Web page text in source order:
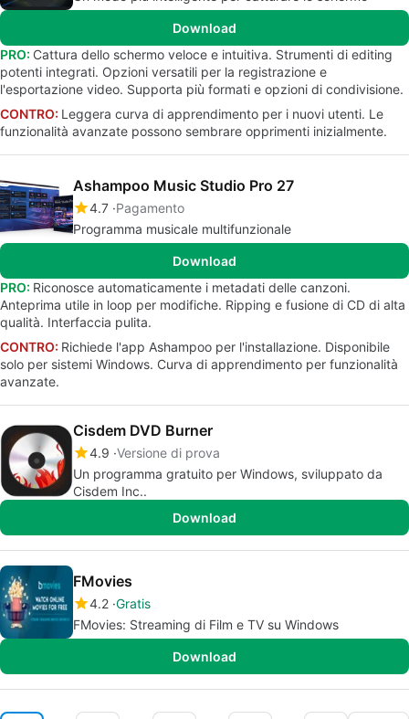
Download
PRO: Cattura dello schermo veloce e intuitiva. Strumenti di editing
potenti integrati. Opzioni versatili per la registrazione e
l'esportazione video. Supporta più formati e opzioni di condivisione.
CONTRO: Leggera curva di apprendimento per i nuovi utenti. Le
funzionalità avanzate possono sembrare opprimenti inizialmente.
Ashampoo Music Studio Pro 27
4.7 Pagamento
Programma musicale multifunzionale
Download
PRO: Riconosce automaticamente i metadati delle canzoni.
Anteprima utile in loop per modifiche. Ripping e fusione di CD di alta
qualità. Interfaccia pulita.
CONTRO: Richiede l'app Ashampoo per l'installazione. Disponibile
solo per sistemi Windows. Curva di apprendimento per funzionalità
avanzate.
Cisdem DVD Burner
4.9 Versione di prova
Un programma gratuito per Windows, sviluppato da
Cisdem Inc..
Download
FMovies
4.2 Gratis
FMovies: Streaming di Film e TV su Windows
Download